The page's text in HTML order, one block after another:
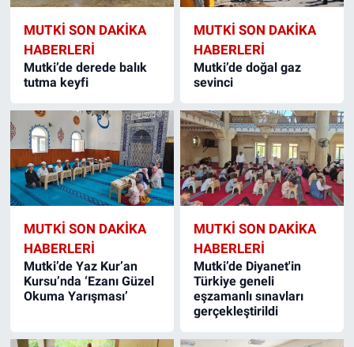
MUTKI SON DAKIKA
HABERLERI
Mutki’de derede balık
tutma keyfi
MUTKI SON DAKIKA
HABERLERI
Mutki’de doğal gaz
sevinci
MUTKI SON DAKIKA
HABERLERI
Mutki’de Yaz Kur’an
Kursu’nda ‘Ezanı Güzel
Okuma Yarışması’
MUTKI SON DAKIKA
HABERLERI
Mutki’de Diyanet'in
Türkiye geneli
eşzamanlı sınavları
gerçekleştirildi